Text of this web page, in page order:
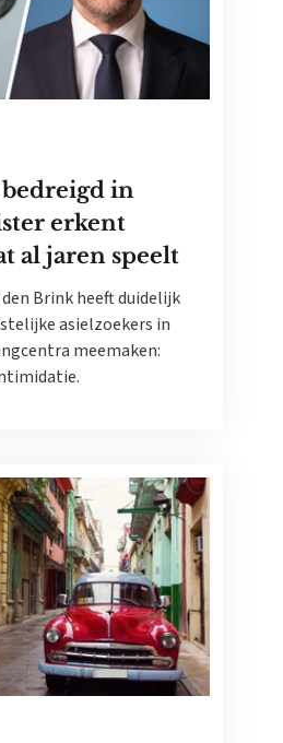
in
erkent
al jaren speelt
Brink heeft duidelijk
asielzoekers in
meemaken: